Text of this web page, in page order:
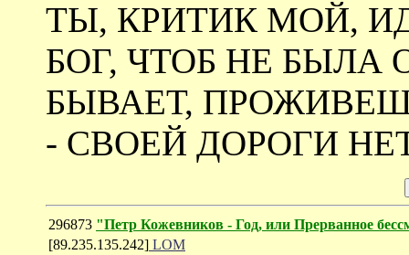
ТЫ, КРИТИК МОЙ,
БОГ, ЧТОБ НЕ БЫЛА
БЫВАЕТ,
- СВОЕЙ ДОРОГИ
296873 "Петр Кожевников - Год, или Прерванное
[89.235.135.242] LOM